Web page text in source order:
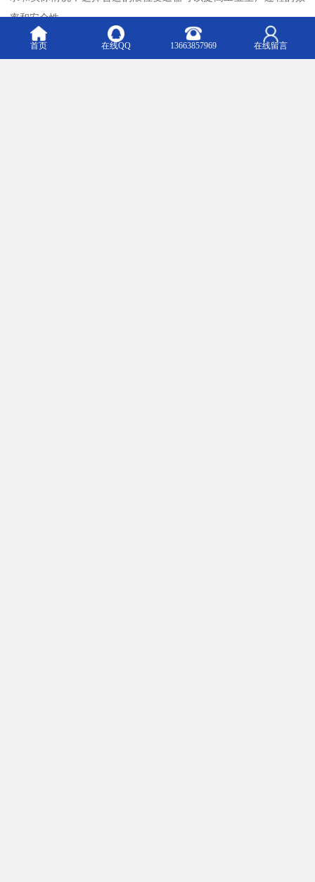
率和安全性。
首页 在线QQ 13663857969 在线留言